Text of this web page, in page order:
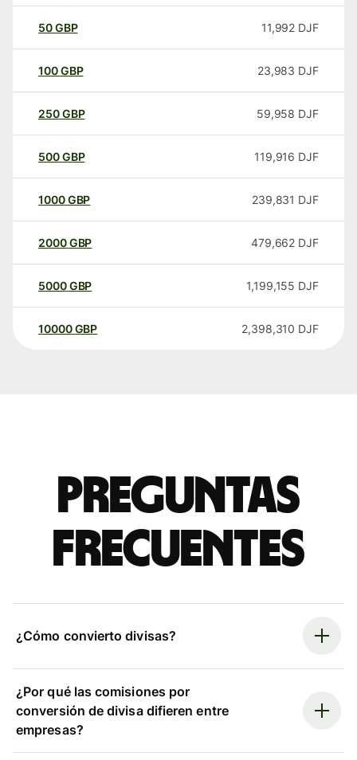
50GBP 11,992 DJF
100GBP 23,983 DJF
250GBP 59,958 DJF
500GBP 119,916 DJF
1000GBP 239,831 DJF
2000GBP 479,662 DJF
5000GBP 1,199,155 DJF
10000 GBP 2,398,310 DJF
Preguntas
frecuentes
¿Cómo convierto divisas?
¿Por qué las comisiones por
conversión de divisa difieren entre
empresas?